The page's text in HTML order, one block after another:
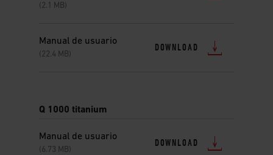
(2.1 MB)
Manual de usuario
(22.4 MB)
DOWNLOAD
Q 1000 titanium
Manual de usuario
(6.73 MB)
DOWNLOAD